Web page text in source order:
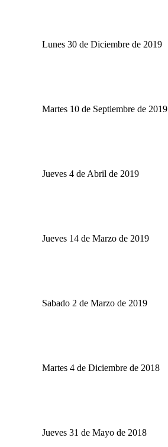
Lunes 30 de Diciembre de 2019
Martes 10 de Septiembre de 2019
Jueves 4 de Abril de 2019
Jueves 14 de Marzo de 2019
Sabado 2 de Marzo de 2019
Martes 4 de Diciembre de 2018
Jueves 31 de Mayo de 2018